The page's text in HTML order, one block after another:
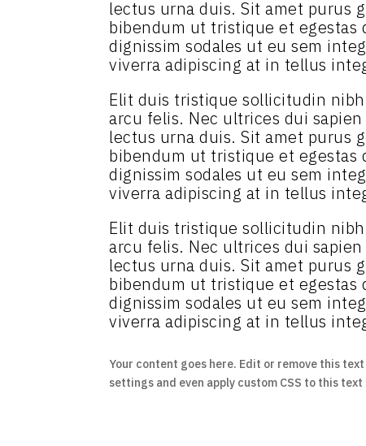
lectus urna duis. Sit amet purus
bibendum ut tristique et egestas
dignissim sodales ut eu sem
viverra adipiscing at in tellus
Elit duis tristique sollicitudin
arcu felis. Nec ultrices dui
lectus urna duis. Sit amet purus
bibendum ut tristique et egestas
dignissim sodales ut eu sem
viverra adipiscing at in tellus
Elit duis tristique sollicitudin
arcu felis. Nec ultrices dui
lectus urna duis. Sit amet purus
bibendum ut tristique et egestas
dignissim sodales ut eu sem
viverra adipiscing at in tellus
Your content goes here. Edit or remove this
settings and even apply custom CSS to this